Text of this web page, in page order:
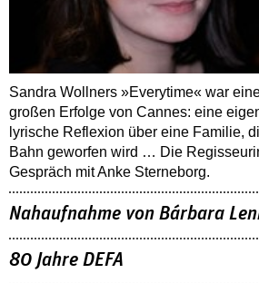
Sandra Wollners »Everytime« war
großen Erfolge von Cannes: eine
lyrische Reflexion über eine ­Familie,
Bahn geworfen wird … Die
Gespräch mit Anke Sterneborg.
Nahaufnahme von Bárbara
80 Jahre DEFA